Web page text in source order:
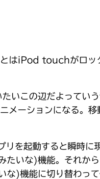
はiPod touchがロッ
いこの辺だよってい
メーションになる。
を起動すると瞬時に
いな)機能。それから
)機能に切り替わっ